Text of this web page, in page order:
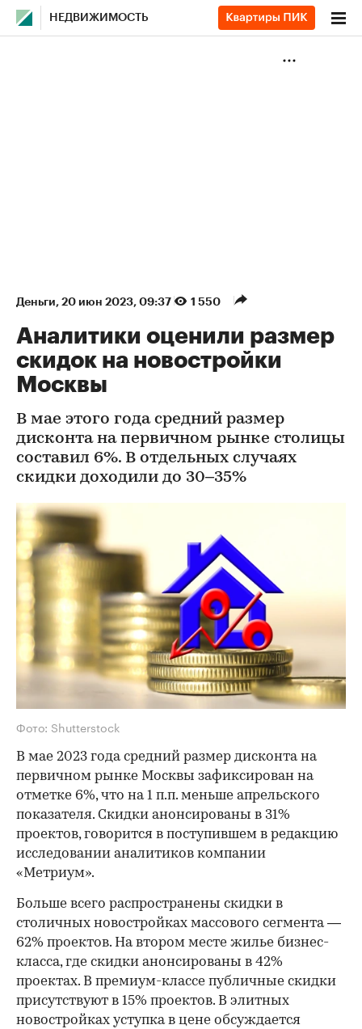
НЕДВИЖИМОСТЬ
Деньги⁠, 20 июн 2023, 09:37 1 550
Аналитики оценили размер
скидок на новостройки
Москвы
В мае этого года средний размер
дисконта на первичном рынке столицы
составил 6%. В отдельных случаях
скидки доходили до 30–35%
Фото: Shutterstock
В мае 2023 года средний размер дисконта на
первичном рынке Москвы зафиксирован на
отметке 6%, что на 1 п.п. меньше апрельского
показателя. Скидки анонсированы в 31%
проектов, говорится в поступившем в редакцию
исследовании аналитиков компании
«Метриум».
Больше всего распространены скидки в
столичных новостройках массового сегмента —
62% проектов. На втором месте жилье бизнес-
класса, где скидки анонсированы в 42%
проектах. В премиум-классе публичные скидки
присутствуют в 15% проектов. В элитных
новостройках уступка в цене обсуждается